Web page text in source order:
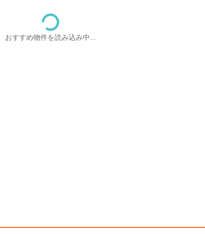
おすすめ物件を読み込み中...